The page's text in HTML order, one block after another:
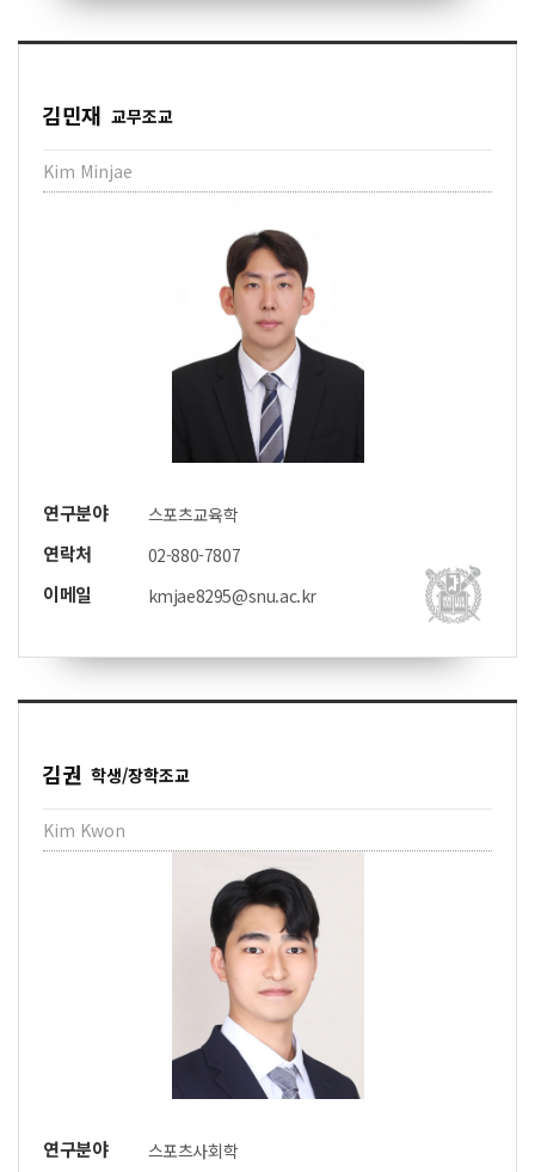
김민재 교무조교
Kim Minjae
연구분야 스포츠교육학
연락처 02-880-7807
이메일 kmjae8295@snu.ac.kr
김권 학생/장학조교
Kim Kwon
연구분야 스포츠사회학